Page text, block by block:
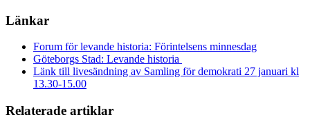
Länkar
Forum för levande historia: Förintelsens minnesdag
Göteborgs Stad: Levande historia
Länk till livesändning av Samling för demokrati 27 januari kl
13.30-15.00
Relaterade artiklar